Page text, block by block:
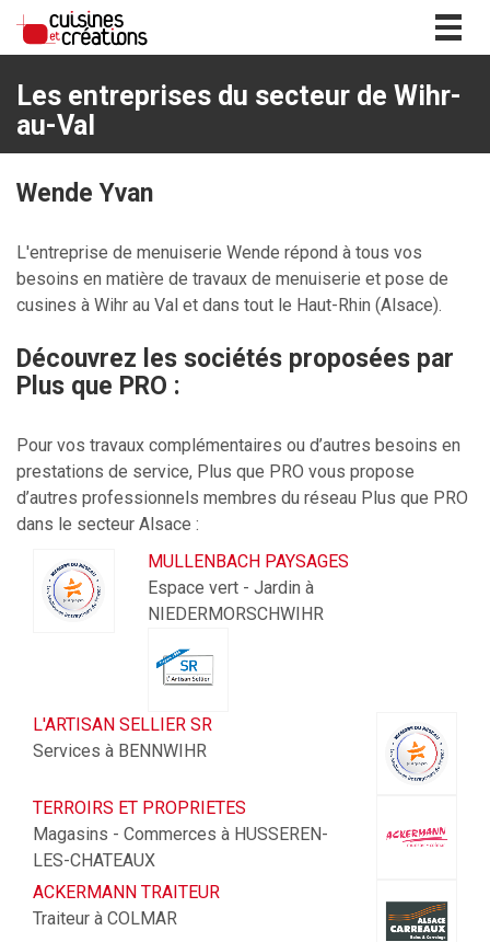
Les entreprises du secteur de Wihr-
au-Val
Wende Yvan
L'entreprise de menuiserie Wende répond à tous vos
besoins en matière de travaux de menuiserie et pose de
cusines à Wihr au Val et dans tout le Haut-Rhin (Alsace).
Découvrez les sociétés proposées par
Plus que PRO :
Pour vos travaux complémentaires ou d’autres besoins en
prestations de service, Plus que PRO vous propose
d’autres professionnels membres du réseau Plus que PRO
dans le secteur Alsace :
MULLENBACH PAYSAGES
Espace vert - Jardin à
NIEDERMORSCHWIHR
L'ARTISAN SELLIER SR
Services à BENNWIHR
TERROIRS ET PROPRIETES
Magasins - Commerces à HUSSEREN-
LES-CHATEAUX
ACKERMANN TRAITEUR
Traiteur à COLMAR